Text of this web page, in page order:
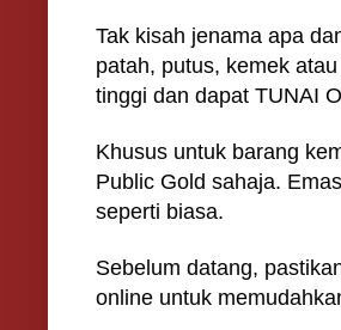
Tak kisah jenama apa
patah, putus, kemek
tinggi dan dapat TUNAI
Khusus untuk barang
Public Gold sahaja.
seperti biasa.
Sebelum datang,
online untuk